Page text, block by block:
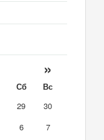
»
Сб
Вс
29
30
6
7